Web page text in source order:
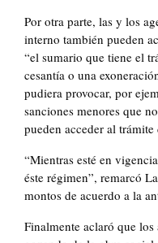
Por otra parte, las y los
interno también pueden
“el sumario que tiene el
cesantía o una
pudiera provocar, por
sanciones menores que
pueden acceder al
“Mientras esté en
éste régimen”, remarcó
montos de acuerdo a la
Finalmente aclaró que